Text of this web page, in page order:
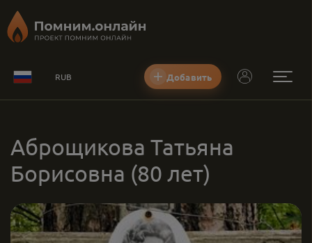
RUB Добавить
Аброщикова Татьяна
Борисовна (80 лет)